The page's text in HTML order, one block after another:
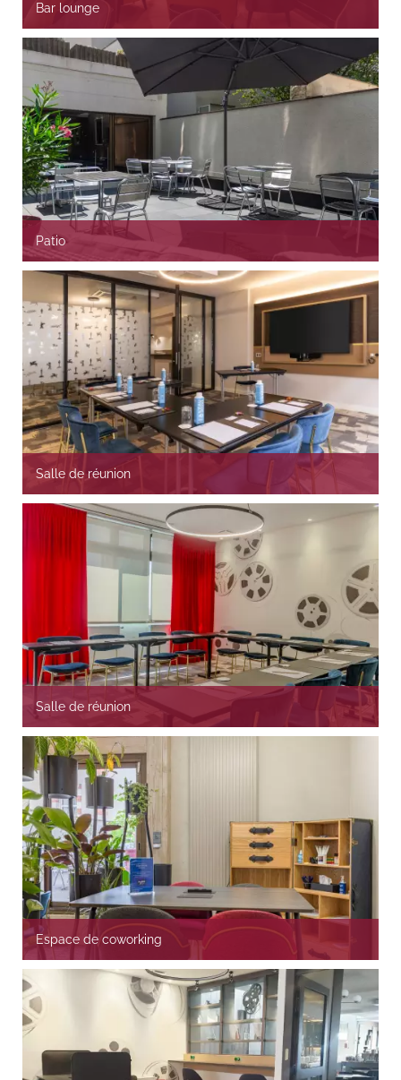
Bar lounge
Patio
Salle de réunion
Salle de réunion
Espace de coworking